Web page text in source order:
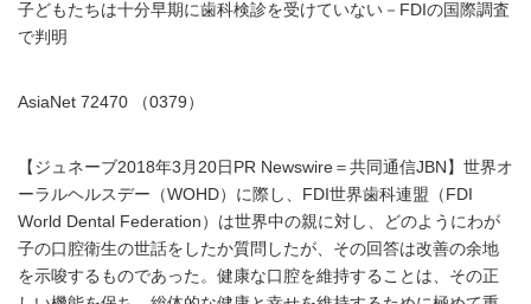
子どもたちは十分早期に歯科検診を受けていない－FDIの国際調査
で判明
AsiaNet 72470 （0379）
【ジュネーブ2018年3月20日PR Newswire＝共同通信JBN】世界オ
ーラルヘルスデー（WOHD）に際し、FDI世界歯科連盟（FDI
World Dental Federation）は世界中の親に対し、どのようにわが
子の口腔衛生の世話をしたか質問したが、その回答は改善の余地
を示唆するものであった。健康な口腔を維持することは、その正